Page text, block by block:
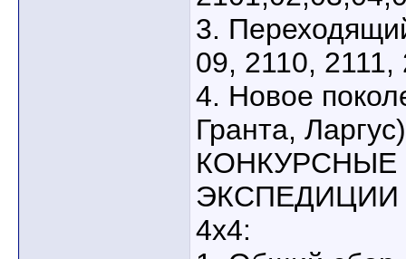
3.
09, 2110, 2111,
4. Новое
Гранта, Ларгус)
КОНКУРСНЫЕ
4х4: